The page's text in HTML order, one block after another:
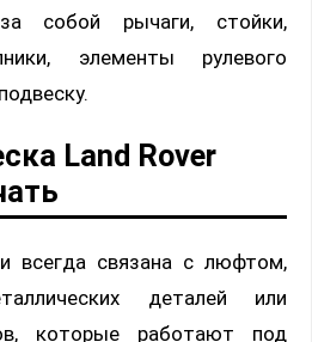
собой рычаги, стойки,
элементы рулевого
Land Rover
всегда связана с люфтом,
деталей или
которые работают под